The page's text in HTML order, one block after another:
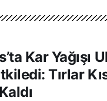
Kar Yağışı
Tırlar